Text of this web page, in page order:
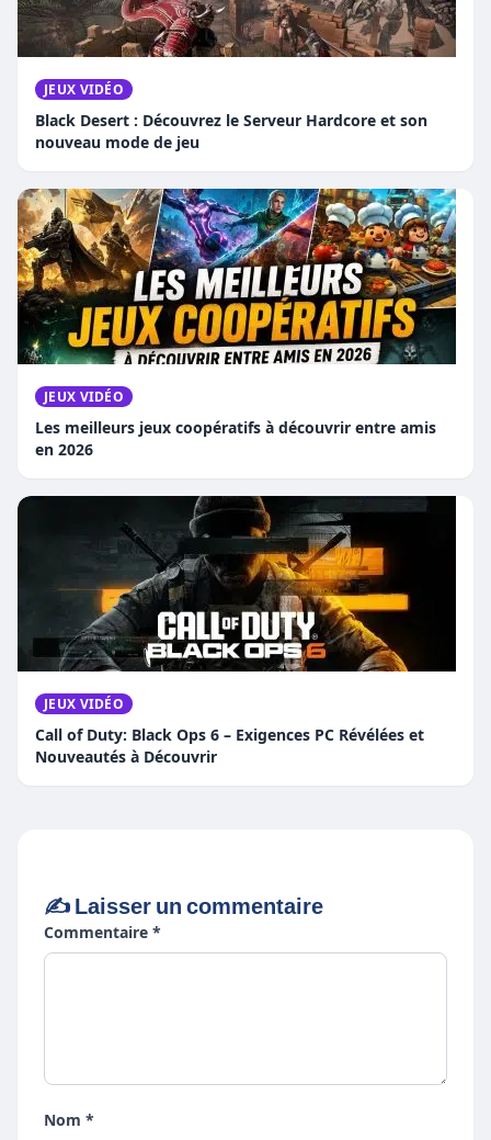
JEUX VIDÉO
Black Desert : Découvrez le Serveur Hardcore et son
nouveau mode de jeu
JEUX VIDÉO
Les meilleurs jeux coopératifs à découvrir entre amis
en 2026
JEUX VIDÉO
Call of Duty: Black Ops 6 – Exigences PC Révélées et
Nouveautés à Découvrir
✍️ Laisser un commentaire
Commentaire *
Nom *